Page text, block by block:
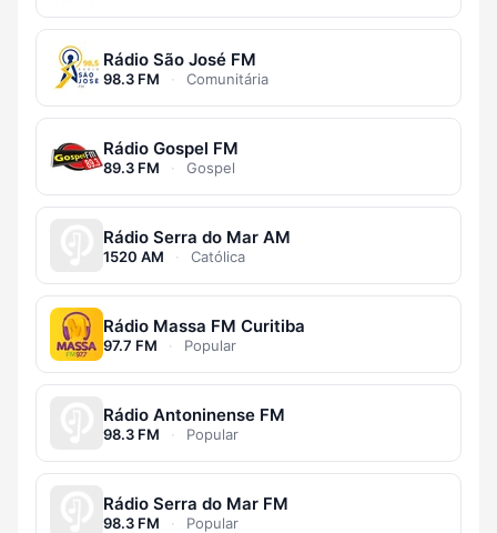
Rádio São José FM
98.3 FM · Comunitária
Rádio Gospel FM
89.3 FM · Gospel
Rádio Serra do Mar AM
1520 AM · Católica
Rádio Massa FM Curitiba
97.7 FM · Popular
Rádio Antoninense FM
98.3 FM · Popular
Rádio Serra do Mar FM
98.3 FM · Popular